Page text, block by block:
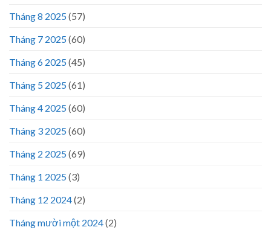
Tháng 8 2025(57)
Tháng 7 2025(60)
Tháng 6 2025(45)
Tháng 5 2025(61)
Tháng 4 2025(60)
Tháng 3 2025(60)
Tháng 2 2025(69)
Tháng 1 2025(3)
Tháng 12 2024(2)
Tháng mười một 2024(2)